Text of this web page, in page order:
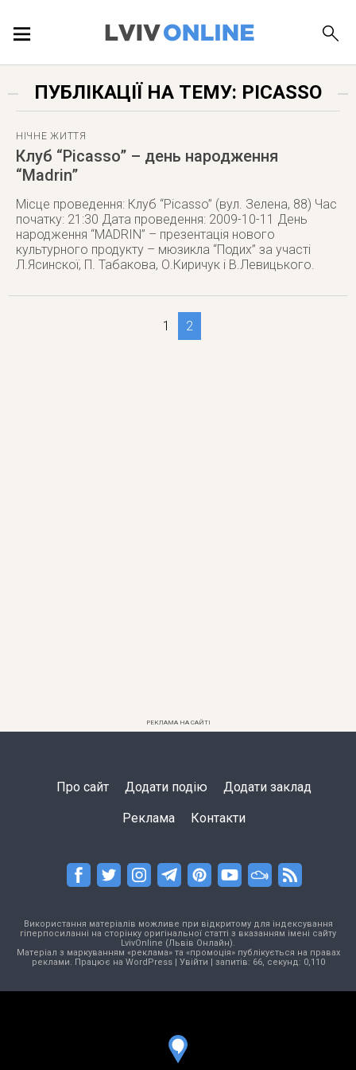
ЛОКАЦІЇ
ПУБЛІКАЦІЇ
ПУБЛІКАЦІЇ НА ТЕМУ: PICASSO
НІЧНЕ ЖИТТЯ
Клуб “Picasso” – день народження
“Madrin”
Місце проведення: Клуб “Picasso” (вул. Зелена, 88) Час
початку: 21:30 Дата проведення: 2009-10-11 День
народження “MADRIN” – презентація нового
культурного продукту – мюзикла “Подих” за участі
Л.Ясинскої, П. Табакова, О.Киричук і В.Левицького.
1 2
РЕКЛАМА НА САЙТІ
Про сайт Додати подію Додати заклад
Реклама Контакти
Використання матеріалів можливе при відкритому для індексування
гіперпосиланні на сторінку оригінальної статті з вказанням імені сайту
LvivOnline (Львів Онлайн).
Матеріал з маркуванням «реклама» та «промоція» публікується на правах
реклами. Працює на WordPress| Увійти | запитів: 66, секунд: 0,110